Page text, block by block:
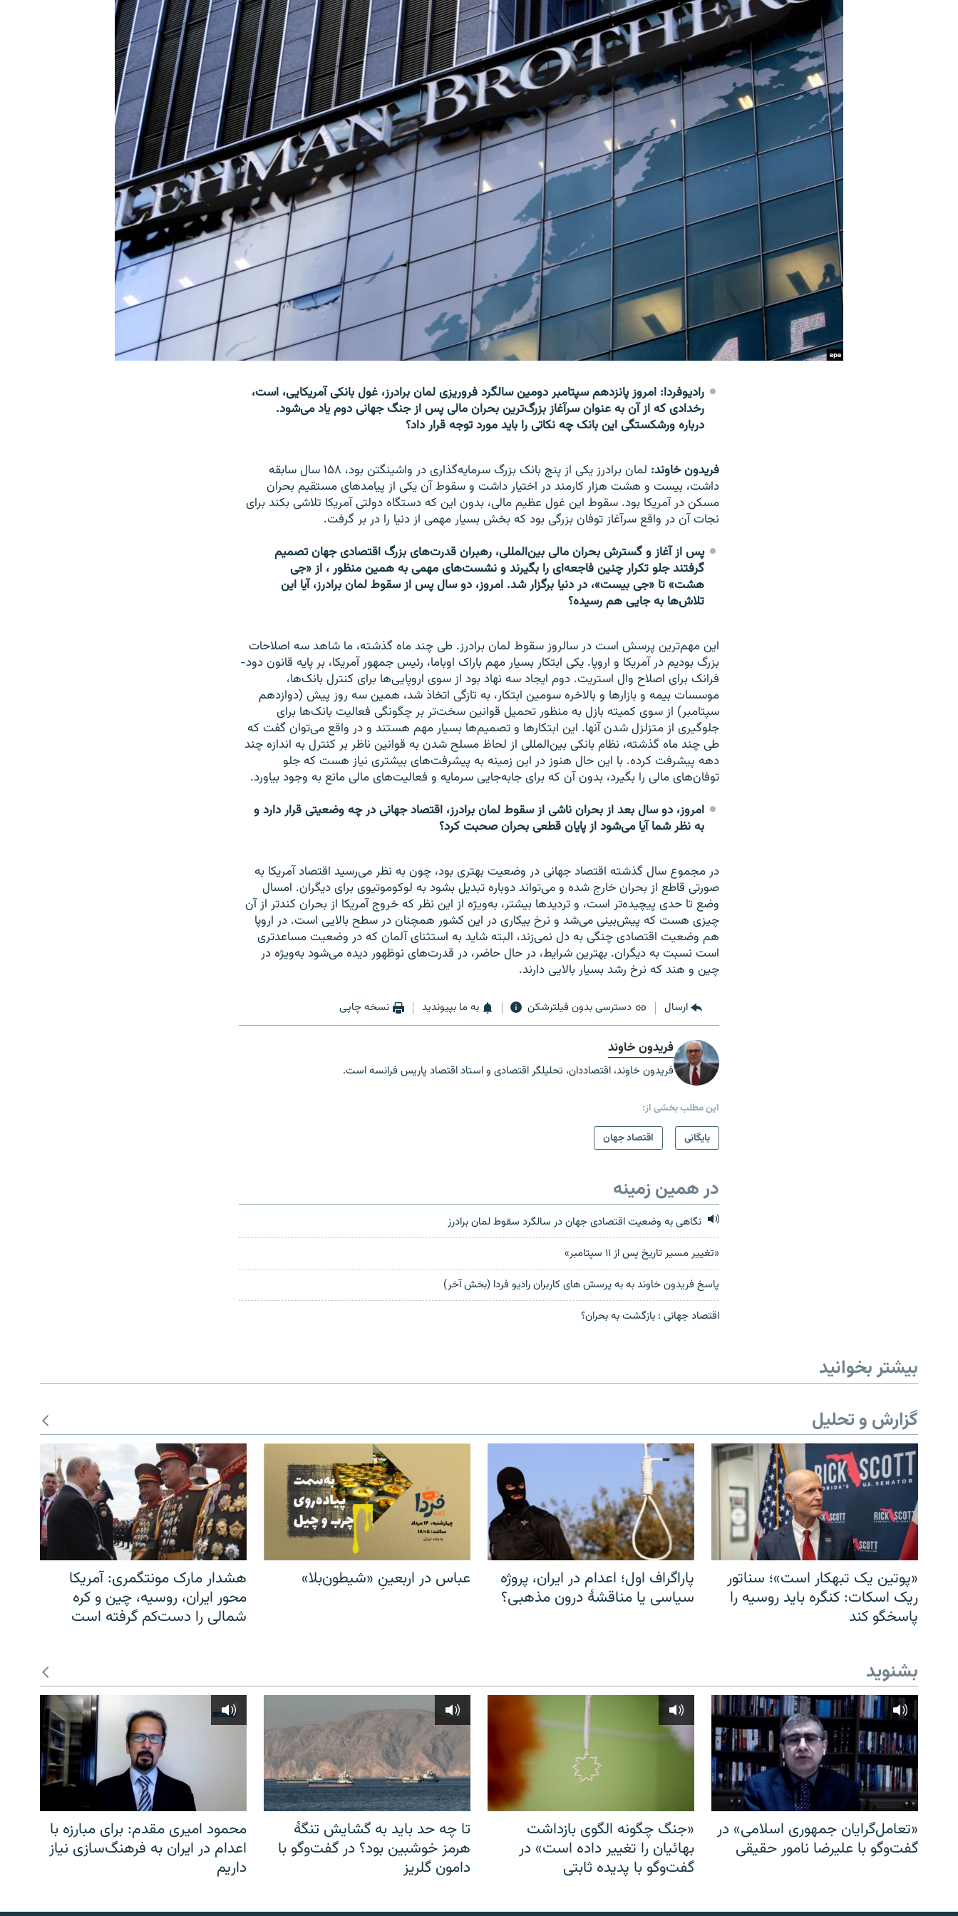
رادیوفردا: امروز پانزدهم سپتامبر دومین سالگرد فروریزی لمان برادرز، غول بانکی آمریکایی، است،
رخدادی که از آن به عنوان سرآغاز بزرگ‌ترین بحران مالی پس از جنگ جهانی دوم یاد می‌شود.
درباره ورشکستگی این بانک چه نکاتی را باید مورد توجه قرار داد؟
فریدون خاوند:
لمان برادرز یکی از پنج بانک بزرگ سرمایه‌گذاری در واشینگتن بود، ۱۵۸ سال سابقه
داشت، بیست و هشت هزار کارمند در اختیار داشت و سقوط آن یکی از پیامدهای مستقیم بحران
مسکن در آمریکا بود. سقوط این غول عظیم مالی، بدون این که دستگاه دولتی آمریکا تلاشی بکند برای
نجات آن در واقع سرآغاز توفان بزرگی بود که بخش بسیار مهمی از دنیا را در بر گرفت.
پس از آغاز و گسترش بحران مالی بین‌المللی، رهبران قدرت‌های بزرگ اقتصادی جهان تصمیم
گرفتند جلو تکرار چنین فاجعه‌ای را بگیرند و نشست‌های مهمی به همین منظور ، از «جی
هشت» تا «جی بیست»، در دنیا برگزار شد. امروز، دو سال پس از سقوط لمان برادرز، آیا این
تلاش‌ها به جایی هم رسیده؟
این مهم‌ترین پرسش است در سالروز سقوط لمان برادرز. طی چند ماه گذشته، ما شاهد سه اصلاحات
بزرگ بودیم در آمریکا و اروپا. یکی ابتکار بسیار مهم باراک اوباما، رئیس جمهور آمریکا، بر پایه قانون دود-
فرانک برای اصلاح وال استریت. دوم ایجاد سه نهاد بود از سوی اروپایی‌ها برای کنترل بانک‌ها،
موسسات بیمه و بازارها و بالاخره سومین ابتکار، به تازگی اتخاذ شد، همین سه روز پیش (دوازدهم
سپتامبر) از سوی کمیته بازل به منظور تحمیل قوانین سخت‌تر بر چگونگی فعالیت بانک‌ها برای
جلوگیری از متزلزل شدن آنها. این ابتکارها و تصمیم‌ها بسیار مهم هستند و در واقع می‌توان گفت که
طی چند ماه گذشته، نظام بانکی بین‌المللی از لحاظ مسلح شدن به قوانین ناظر بر کنترل به اندازه چند
دهه پیشرفت کرده. با این حال هنوز در این زمینه به پیشرفت‌های بیشتری نیاز هست که جلو
توفان‌های مالی را بگیرد، بدون آن که برای جابه‌جایی سرمایه و فعالیت‌های مالی مانع به وجود بیاورد.
امروز، دو سال بعد از بحران ناشی از سقوط لمان برادرز، اقتصاد جهانی در چه وضعیتی قرار دارد و
به نظر شما آیا می‌شود از پایان قطعی بحران صحبت کرد؟
در مجموع سال گذشته اقتصاد جهانی در وضعیت بهتری بود، چون به نظر می‌رسید اقتصاد آمریکا به
صورتی قاطع از بحران خارج شده و می‌تواند دوباره تبدیل بشود به لوکوموتیوی برای دیگران. امسال
وضع تا حدی پیچیده‌تر است، و تردیدها بیشتر، به‌ویژه از این نظر که خروج آمریکا از بحران کندتر از آن
چیزی هست که پیش‌بینی می‌شد و نرخ بیکاری در این کشور همچنان در سطح بالایی است. در اروپا
هم وضعیت اقتصادی چنگی به دل نمی‌زند، البته شاید به استثنای آلمان که در وضعیت مساعدتری
است نسبت به دیگران. بهترین شرایط، در حال حاضر، در قدرت‌های نوظهور دیده می‌شود به‌ویژه در
چین و هند که نرخ رشد بسیار بالایی دارند.
ارسال دسترسی بدون فیلترشکن به ما بپیوندید نسخه چاپی
فریدون خاوند
فریدون خاوند، اقتصاددان، تحلیلگر اقتصادی و استاد اقتصاد پاریس فرانسه است.
این مطلب بخشی از:
بایگانی
اقتصاد جهان
در همین زمینه
نگاهی به وضعیت اقتصادی جهان در سالگرد سقوط لمان برادرز
«تغییر مسیر تاریخ پس از ۱۱ سپتامبر»
پاسخ فریدون خاوند به به پرسش های کاربران رادیو فردا (بخش آخر)
اقتصاد جهانی : بازگشت به بحران؟
بیشتر بخوانید
گزارش و تحلیل
«پوتین یک تبهکار است»؛ سناتور
ریک اسکات: کنگره باید روسیه را
پاسخگو کند
پاراگراف اول؛ اعدام در ایران، پروژه
سیاسی یا مناقشهٔ درون مذهبی؟
عباس در اربعینِ «شیطون‌بلا»
هشدار مارک مونتگمری: آمریکا
محور ایران، روسیه، چین و کره
شمالی را دست‌کم گرفته است
بشنوید
«تعامل‌گرایان جمهوری اسلامی» در
گفت‌وگو با علیرضا نامور حقیقی
«جنگ چگونه الگوی بازداشت
بهائیان را تغییر داده است» در
گفت‌وگو با پدیده ثابتی
تا چه حد باید به گشایش تنگهٔ
هرمز خوشبین بود؟ در گفت‌وگو با
دامون گلریز
محمود امیری مقدم: برای مبارزه با
اعدام در ایران به فرهنگ‌سازی نیاز
داریم